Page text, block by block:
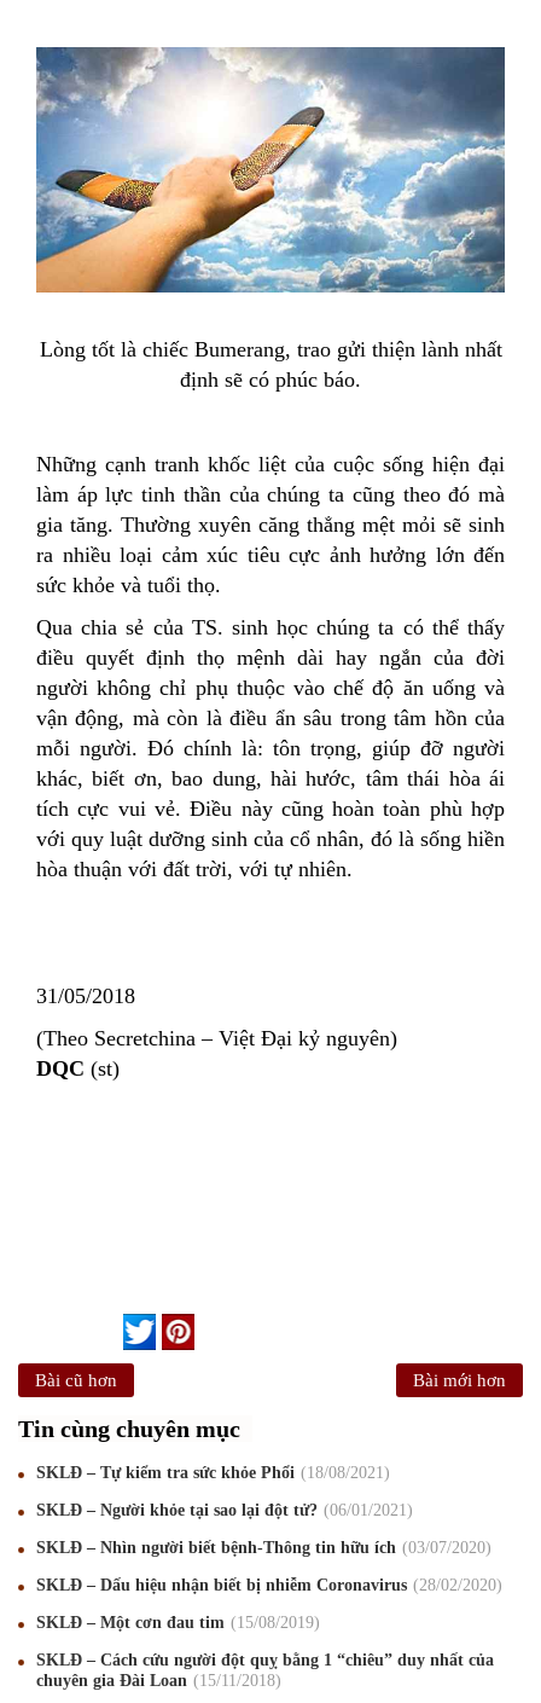
Lòng tốt là chiếc Bumerang, trao gửi thiện lành nhất
định sẽ có phúc báo.
Những cạnh tranh khốc liệt của cuộc sống hiện đại
làm áp lực tinh thần của chúng ta cũng theo đó mà
gia tăng. Thường xuyên căng thẳng mệt mỏi sẽ sinh
ra nhiều loại cảm xúc tiêu cực ảnh hưởng lớn đến
sức khỏe và tuổi thọ.
Qua chia sẻ của TS. sinh học chúng ta có thể thấy
điều quyết định thọ mệnh dài hay ngắn của đời
người không chỉ phụ thuộc vào chế độ ăn uống và
vận động, mà còn là điều ẩn sâu trong tâm hồn của
mỗi người. Đó chính là: tôn trọng, giúp đỡ người
khác, biết ơn, bao dung, hài hước, tâm thái hòa ái
tích cực vui vẻ. Điều này cũng hoàn toàn phù hợp
với quy luật dưỡng sinh của cổ nhân, đó là sống hiền
hòa thuận với đất trời, với tự nhiên.
31/05/2018
(Theo Secretchina – Việt Đại kỷ nguyên)
DQC (st)
Bài cũ hơn Bài mới hơn
Tin cùng chuyên mục
SKLĐ – Tự kiểm tra sức khỏe Phổi 18/08/2021
SKLĐ – Người khỏe tại sao lại đột tử? 06/01/2021
SKLĐ – Nhìn người biết bệnh-Thông tin hữu ích 03/07/2020
SKLĐ – Dấu hiệu nhận biết bị nhiễm Coronavirus 28/02/2020
SKLĐ – Một cơn đau tim 15/08/2019
SKLĐ – Cách cứu người đột quỵ bằng 1 “chiêu” duy nhất của
chuyên gia Đài Loan
15/11/2018
Mừng Xuân Canh Tý 2020 22/01/2020